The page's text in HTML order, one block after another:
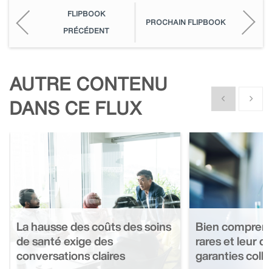
FLIPBOOK
PRÉCÉDENT
PROCHAIN FLIPBOOK
AUTRE CONTENU
DANS CE FLUX
Show previous
Show
La hausse des coûts des soins
de santé exige des
conversations claires
Bien
rares et leur
garanties